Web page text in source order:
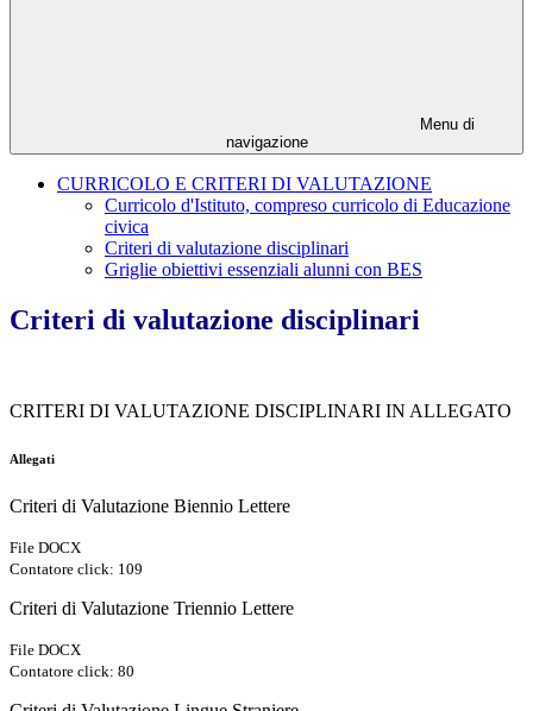
Menu di
navigazione
CURRICOLO E CRITERI DI VALUTAZIONE
Curricolo d'Istituto, compreso curricolo di Educazione
civica
Criteri di valutazione disciplinari
Griglie obiettivi essenziali alunni con BES
Criteri di valutazione disciplinari
CRITERI DI VALUTAZIONE DISCIPLINARI IN ALLEGATO
Allegati
Criteri di Valutazione Biennio Lettere
File DOCX
Contatore click: 109
Criteri di Valutazione Triennio Lettere
File DOCX
Contatore click: 80